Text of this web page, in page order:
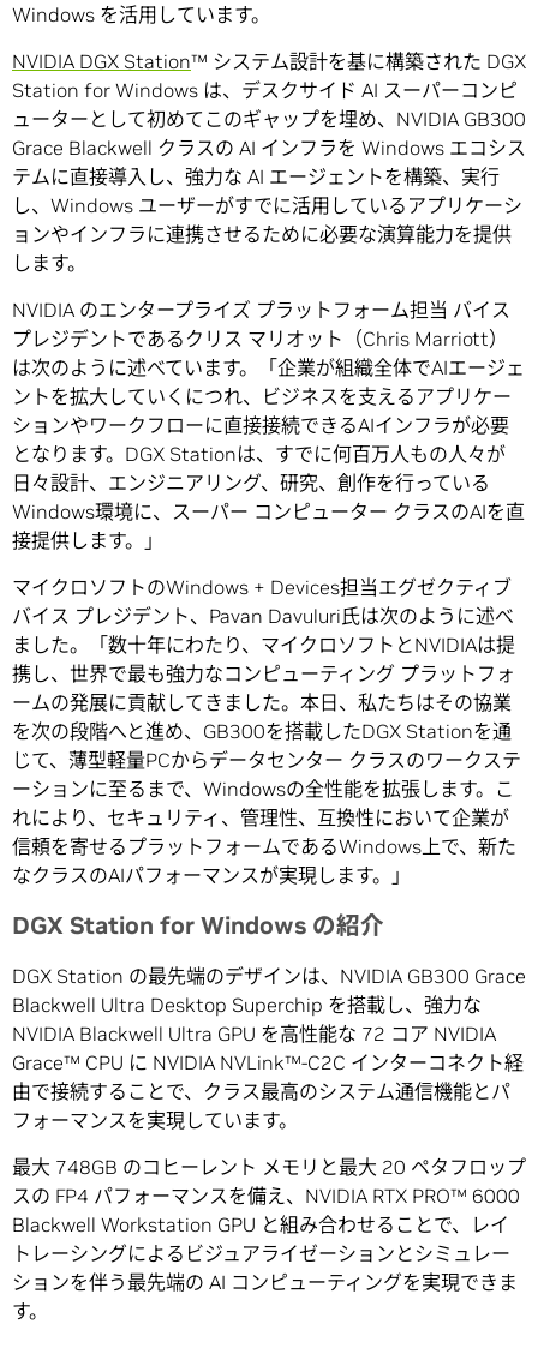
Windows を活用しています。
NVIDIA DGX Station™ システム設計を基に構築された DGX
Station for Windows は、デスクサイド AI スーパーコンピ
ューターとして初めてこのギャップを埋め、NVIDIA GB300
Grace Blackwell クラスの AI インフラを Windows エコシス
テムに直接導入し、強力な AI エージェントを構築、実行
し、Windows ユーザーがすでに活用しているアプリケーシ
ョンやインフラに連携させるために必要な演算能力を提供
します。
NVIDIA のエンタープライズ プラットフォーム担当 バイス
プレジデントであるクリス マリオット（Chris Marriott）
は次のように述べています。「企業が組織全体でAIエージェ
ントを拡大していくにつれ、ビジネスを支えるアプリケー
ションやワークフローに直接接続できるAIインフラが必要
となります。DGX Stationは、すでに何百万人もの人々が
日々設計、エンジニアリング、研究、創作を行っている
Windows環境に、スーパー コンピューター クラスのAIを直
接提供します。」
マイクロソフトのWindows + Devices担当エグゼクティブ
バイス プレジデント、Pavan Davuluri氏は次のように述べ
ました。「数十年にわたり、マイクロソフトとNVIDIAは提
携し、世界で最も強力なコンピューティング プラットフォ
ームの発展に貢献してきました。本日、私たちはその協業
を次の段階へと進め、GB300を搭載したDGX Stationを通
じて、薄型軽量PCからデータセンター クラスのワークステ
ーションに至るまで、Windowsの全性能を拡張します。こ
れにより、セキュリティ、管理性、互換性において企業が
信頼を寄せるプラットフォームであるWindows上で、新た
なクラスのAIパフォーマンスが実現します。」
DGX Station for Windows の紹介
DGX Station の最先端のデザインは、NVIDIA GB300 Grace
Blackwell Ultra Desktop Superchip を搭載し、強力な
NVIDIA Blackwell Ultra GPU を高性能な 72 コア NVIDIA
Grace™ CPU に NVIDIA NVLink™-C2C インターコネクト経
由で接続することで、クラス最高のシステム通信機能とパ
フォーマンスを実現しています。
最大 748GB のコヒーレント メモリと最大 20 ペタフロップ
スの FP4 パフォーマンスを備え、NVIDIA RTX PRO™ 6000
Blackwell Workstation GPU と組み合わせることで、レイ
トレーシングによるビジュアライゼーションとシミュレー
ションを伴う最先端の AI コンピューティングを実現できま
す。